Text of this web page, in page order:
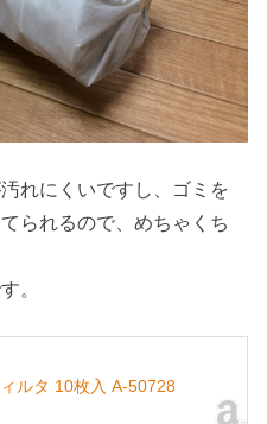
れにくいですし、ゴミを
られるので、めちゃくち
。
ルタ 10枚入 A-50728